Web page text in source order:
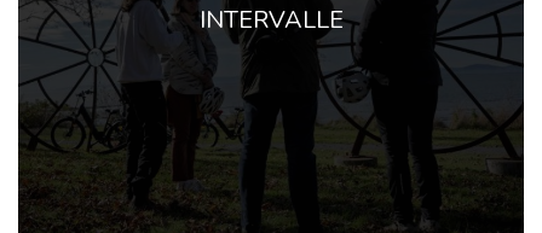
INTERVALLE